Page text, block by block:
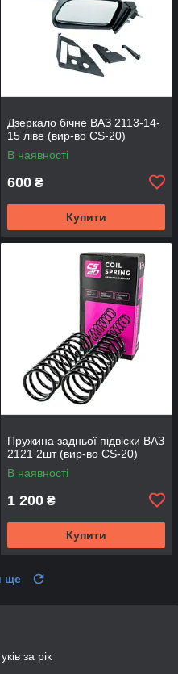
Дзеркало бічне ВАЗ 2113-14-
15 ліве (вир-во CS-20)
В наявності
600 ₴
Купити
Пружина задньої підвіски ВАЗ
2121 2шт (вир-во CS-20)
В наявності
1 200 ₴
Купити
ще
за рік